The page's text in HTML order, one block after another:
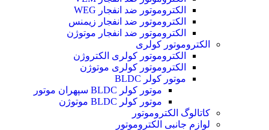
الکتروموتور ضد انفجار WEG
الکتروموتور ضد انفجار زیمنس
الکتروموتور ضد انفجار موتوژن
الکتروموتور کولری
الکتروموتور کولری الکتروژن
الکتروموتور کولری موتوژن
موتور کولر BLDC
موتور کولر BLDC سپهران موتور
موتور کولر BLDC موتوژن
کاتالوگ الکتروموتور
لوازم جانبی الکتروموتور